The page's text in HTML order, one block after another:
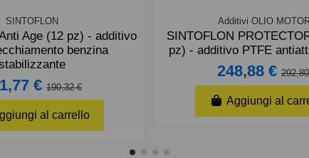
SINTOFLON
Age (12 pz) - additivo
benzina
€ 190,32 €
al carrello
Additivi OLIO
SINTOFLON
pz) - additivo PTFE
248,88 €
Aggiungi al